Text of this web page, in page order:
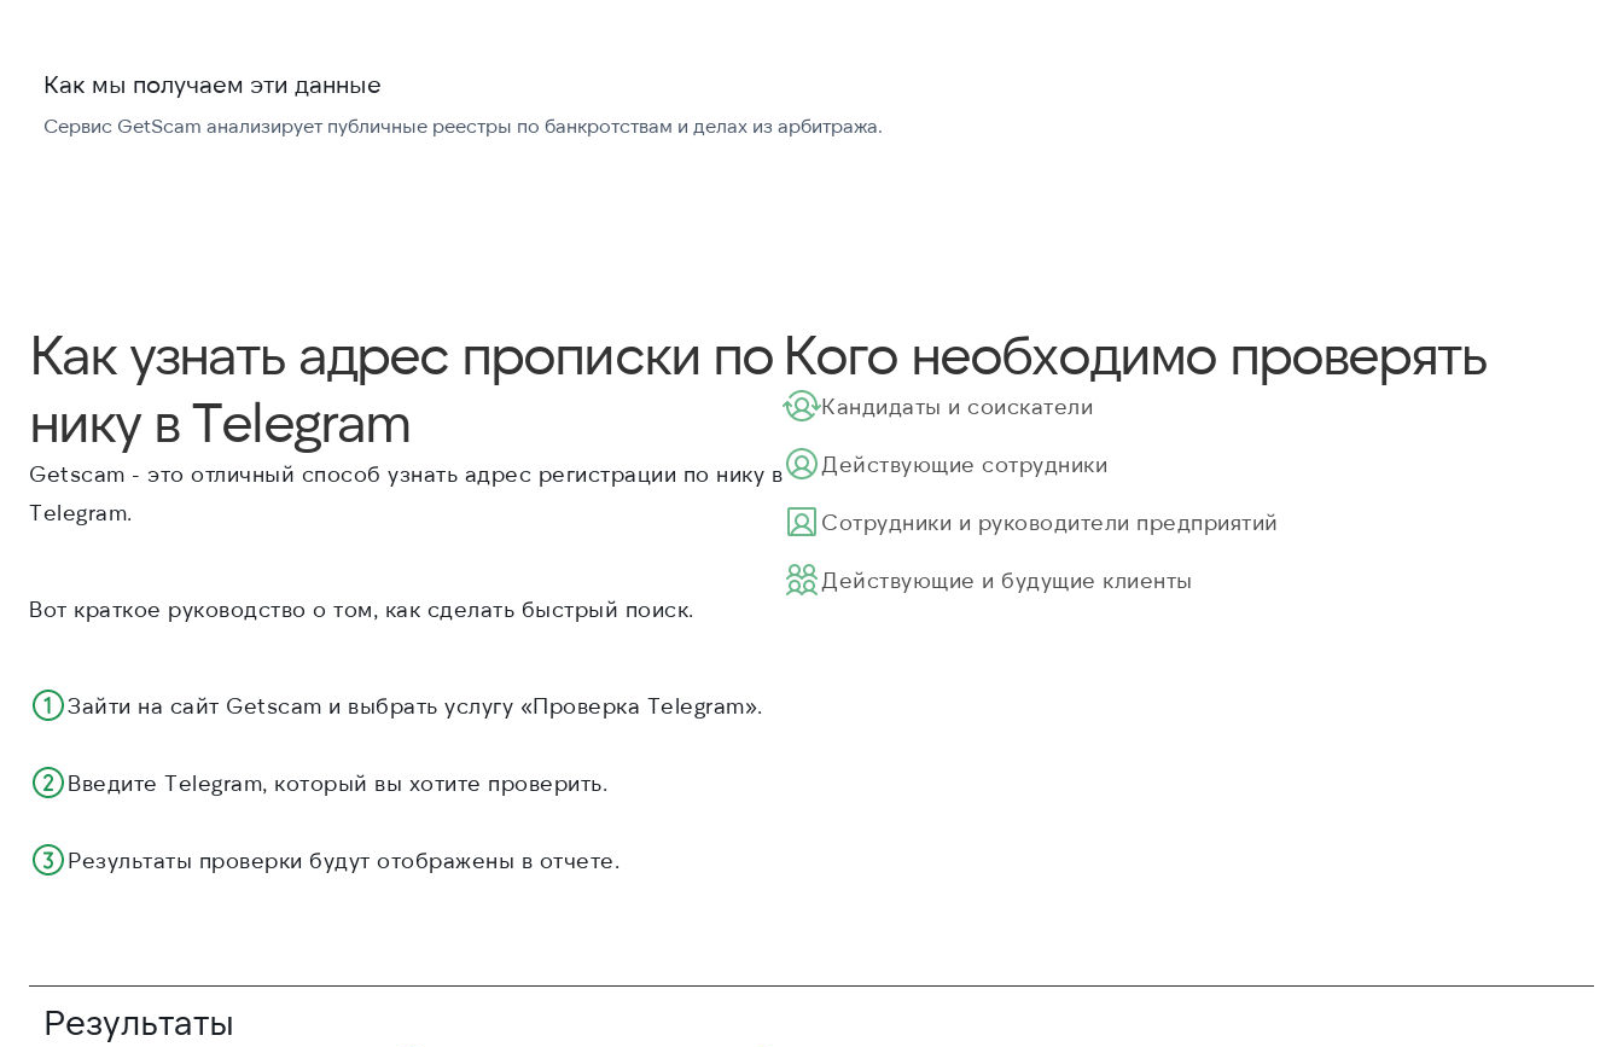
Как мы получаем эти данные
Сервис GetScam анализирует публичные реестры по банкротствам и делах из арбитража.
Как узнать адрес прописки по
нику в Telegram
Getscam - это отличный способ узнать адрес регистрации по нику в
Telegram.
Вот краткое руководство о том, как сделать быстрый поиск.
Зайти на сайт Getscam и выбрать услугу «Проверка Telegram».
Введите Telegram, который вы хотите проверить.
Результаты проверки будут отображены в отчете.
Кого необходимо проверять
Кандидаты и соискатели
Действующие сотрудники
Cотрудники и руководители предприятий
Действующие и будущие клиенты
Результаты